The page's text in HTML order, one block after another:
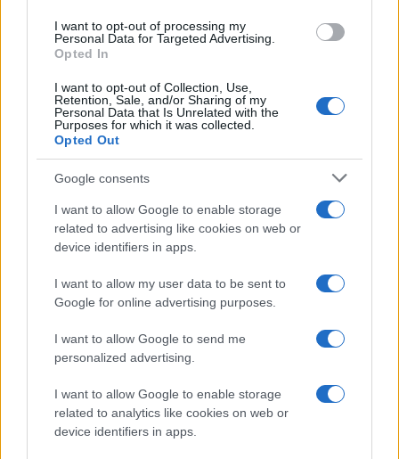
I want to opt-out of processing my
Personal Data for Targeted Advertising.
Opted In
I want to opt-out of Collection, Use,
Retention, Sale, and/or Sharing of my
Personal Data that Is Unrelated with the
Purposes for which it was collected.
Opted Out
Google consents
I want to allow Google to enable storage
related to advertising like cookies on web or
device identifiers in apps.
I want to allow my user data to be sent to
Google for online advertising purposes.
I want to allow Google to send me
personalized advertising.
I want to allow Google to enable storage
related to analytics like cookies on web or
device identifiers in apps.
Continua a leggere
MONEY NEWS
Borse europee in rosso: petrolio in rialzo e focus su